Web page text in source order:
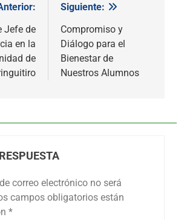
Jefe de
en la
de
Siguiente:
Compromiso y
Diálogo para el
Bienestar de
Nuestros Alumnos
correo electrónico no será
campos obligatorios están
*